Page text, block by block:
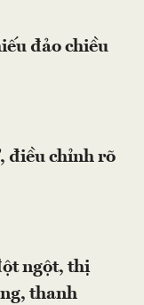
đảo chiều
điều chỉnh rõ
ngột, thị
thanh